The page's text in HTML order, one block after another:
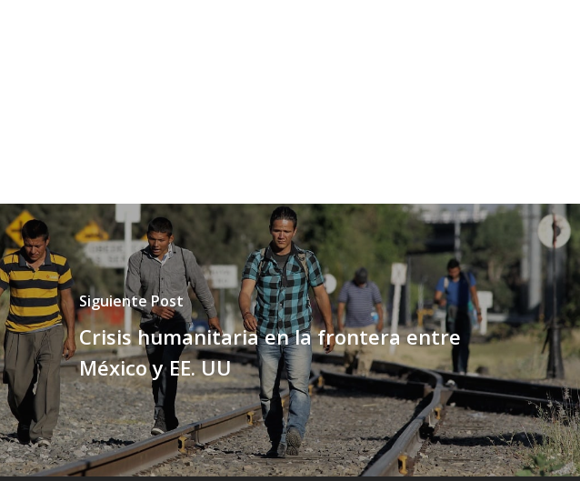
Siguiente Post
Crisis humanitaria en la frontera entre
México y EE. UU